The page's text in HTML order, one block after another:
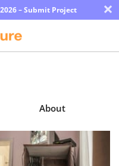
– Submit Project ×
About